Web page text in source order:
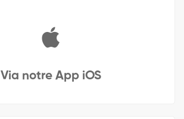
Via notre App iOS